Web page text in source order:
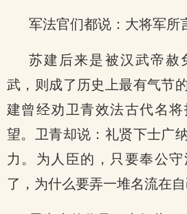
军法官们都说：大将军所
苏建后来是被汉武帝赦
武，则成了历史上最有气节
建曾经劝卫青效法古代名
望。卫青却说：礼贤下士广
力。为人臣的，只要奉公
了，为什么要弄一堆名流在